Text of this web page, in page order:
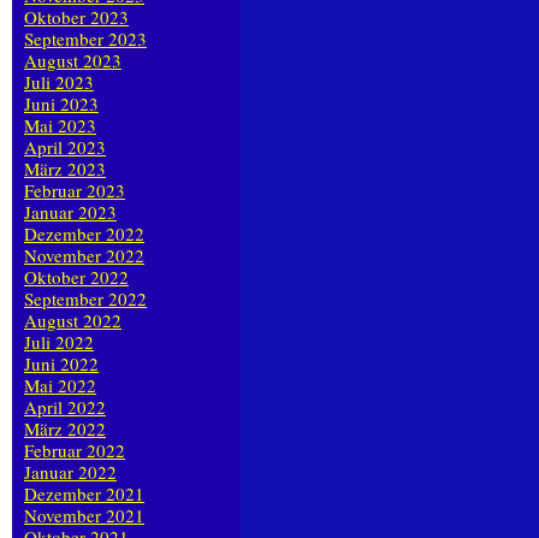
Oktober 2023
September 2023
August 2023
Juli 2023
Juni 2023
Mai 2023
April 2023
März 2023
Februar 2023
Januar 2023
Dezember 2022
November 2022
Oktober 2022
September 2022
August 2022
Juli 2022
Juni 2022
Mai 2022
April 2022
März 2022
Februar 2022
Januar 2022
Dezember 2021
November 2021